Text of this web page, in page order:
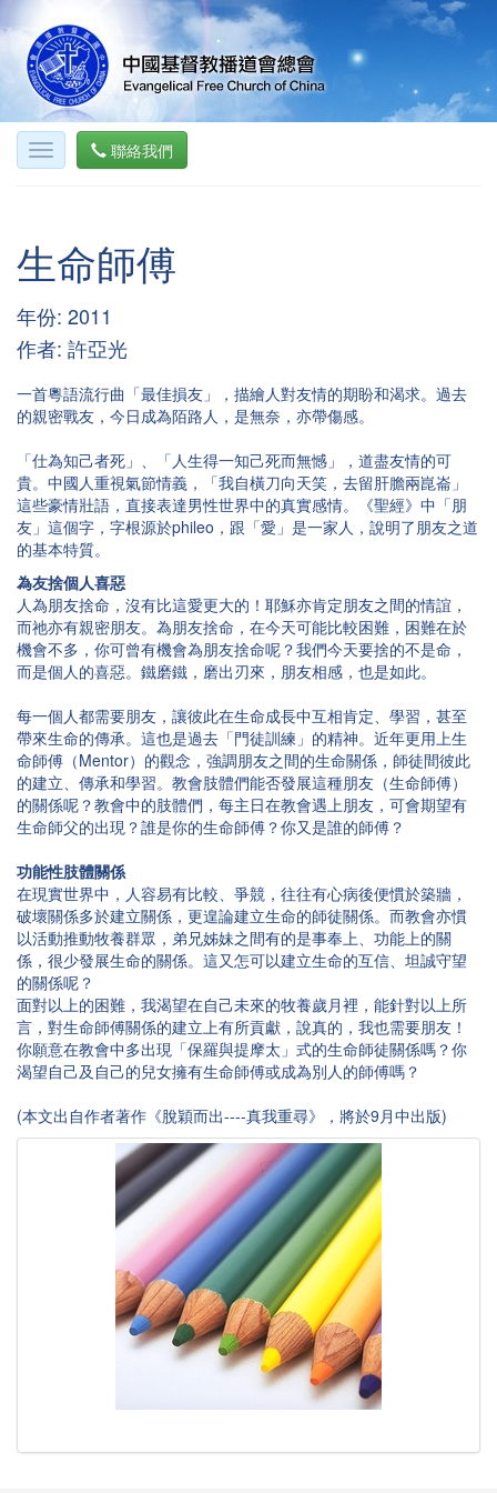
聯絡我們
生命師傅
年份: 2011
作者: 許亞光
一首粵語流行曲「最佳損友」，描繪人對友情的期盼和渴求。過去
的親密戰友，今日成為陌路人，是無奈，亦帶傷感。
「仕為知己者死」、「人生得一知己死而無憾」，道盡友情的可
貴。中國人重視氣節情義，「我自橫刀向天笑，去留肝膽兩崑崙」
這些豪情壯語，直接表達男性世界中的真實感情。《聖經》中「朋
友」這個字，字根源於phileo，跟「愛」是一家人，說明了朋友之道
的基本特質。
為友捨個人喜惡
人為朋友捨命，沒有比這愛更大的！耶穌亦肯定朋友之間的情誼，
而祂亦有親密朋友。為朋友捨命，在今天可能比較困難，困難在於
機會不多，你可曾有機會為朋友捨命呢？我們今天要捨的不是命，
而是個人的喜惡。鐵磨鐵，磨出刃來，朋友相感，也是如此。
每一個人都需要朋友，讓彼此在生命成長中互相肯定、學習，甚至
帶來生命的傳承。這也是過去「門徒訓練」的精神。近年更用上生
命師傅（Mentor）的觀念，強調朋友之間的生命關係，師徒間彼此
的建立、傳承和學習。教會肢體們能否發展這種朋友（生命師傅）
的關係呢？教會中的肢體們，每主日在教會遇上朋友，可會期望有
生命師父的出現？誰是你的生命師傅？你又是誰的師傅？
功能性肢體關係
在現實世界中，人容易有比較、爭競，往往有心病後便慣於築牆，
破壞關係多於建立關係，更遑論建立生命的師徒關係。而教會亦慣
以活動推動牧養群眾，弟兄姊妹之間有的是事奉上、功能上的關
係，很少發展生命的關係。這又怎可以建立生命的互信、坦誠守望
的關係呢？
面對以上的困難，我渴望在自己未來的牧養歲月裡，能針對以上所
言，對生命師傅關係的建立上有所貢獻，說真的，我也需要朋友！
你願意在教會中多出現「保羅與提摩太」式的生命師徒關係嗎？你
渴望自己及自己的兒女擁有生命師傅或成為別人的師傅嗎？
(本文出自作者著作《脫穎而出----真我重尋》，將於9月中出版)